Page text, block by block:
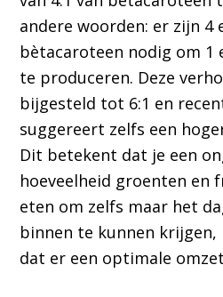
andere woorden: er zijn 4
bètacaroteen nodig om 1
te produceren. Deze
bijgesteld tot 6:1 en
suggereert zelfs een
Dit betekent dat je een
hoeveelheid groenten en
eten om zelfs maar het
binnen te kunnen krijgen,
dat er een optimale